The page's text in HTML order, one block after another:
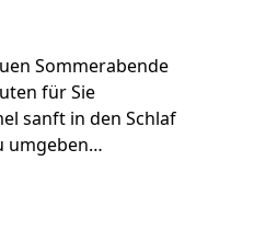
Sommerabende
für Sie
sanft in den Schlaf
umgeben…